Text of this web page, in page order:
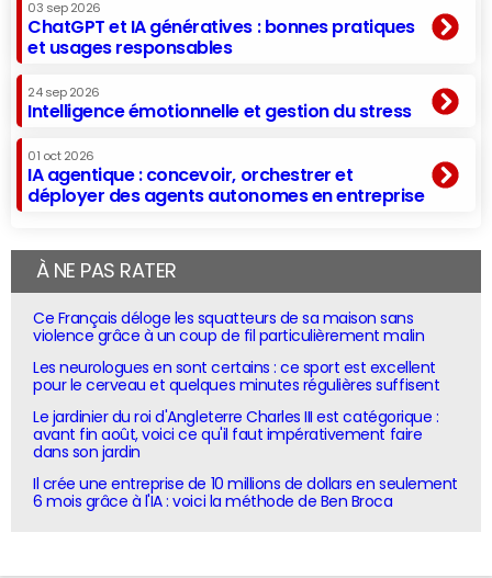
03 sep 2026
ChatGPT et IA génératives : bonnes pratiques
et usages responsables
24 sep 2026
Intelligence émotionnelle et gestion du stress
01 oct 2026
IA agentique : concevoir, orchestrer et
déployer des agents autonomes en entreprise
À NE PAS RATER
Ce Français déloge les squatteurs de sa maison sans
violence grâce à un coup de fil particulièrement malin
Les neurologues en sont certains : ce sport est excellent
pour le cerveau et quelques minutes régulières suffisent
Le jardinier du roi d'Angleterre Charles III est catégorique :
avant fin août, voici ce qu'il faut impérativement faire
dans son jardin
Il crée une entreprise de 10 millions de dollars en seulement
6 mois grâce à l'IA : voici la méthode de Ben Broca